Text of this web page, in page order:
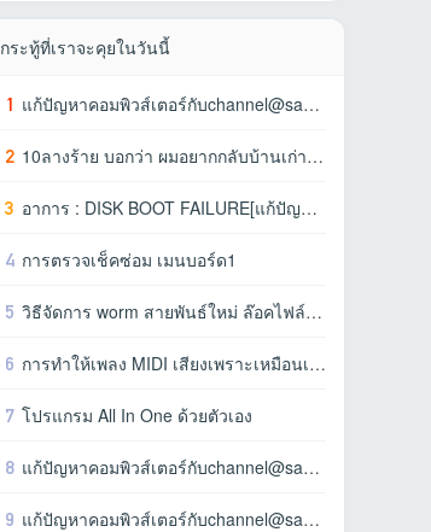
กระทู้ที่เราจะคุยในวันนี้
1 แก้ปัญหาคอมพิวส์เตอร์กับchannel@sangตอนที่6 [ไม่สามารถใช้อุปกรณ์บางตัวได้,บู๊ตเค
2 10ลางร้าย บอกว่า ผมอยากกลับบ้านเก่าแล้ว(ฮาร์ดดิสก์)
3 อาการ : DISK BOOT FAILURE[แก้ปัญหาคอมพิวส์เตอร์กับchannel@sangตอนที่5]อาการ : DI
4 การตรวจเช็คซ่อม เมนบอร์ด1
5 วิธีจัดการ worm สายพันธ์ใหม่ ล๊อคไฟล์เอกสาร
6 การทำให้เพลง MIDI เสียงเพราะเหมือนเครื่องดนตรีจริงๆ
7 โปรแกรม All In One ด้วยตัวเอง
8 แก้ปัญหาคอมพิวส์เตอร์กับchannel@sangตอน1
9 แก้ปัญหาคอมพิวส์เตอร์กับchannel@sangตอน2